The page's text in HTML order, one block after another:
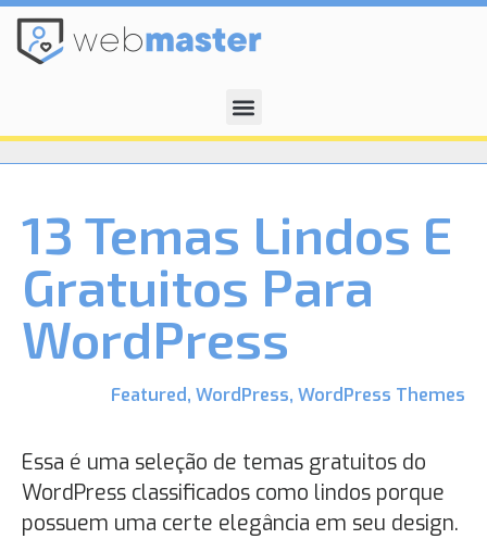
13 Temas Lindos E
Gratuitos Para
WordPress
Featured, WordPress, WordPress Themes
Essa é uma seleção de temas gratuitos do
WordPress classificados como lindos porque
possuem uma certe elegância em seu design.